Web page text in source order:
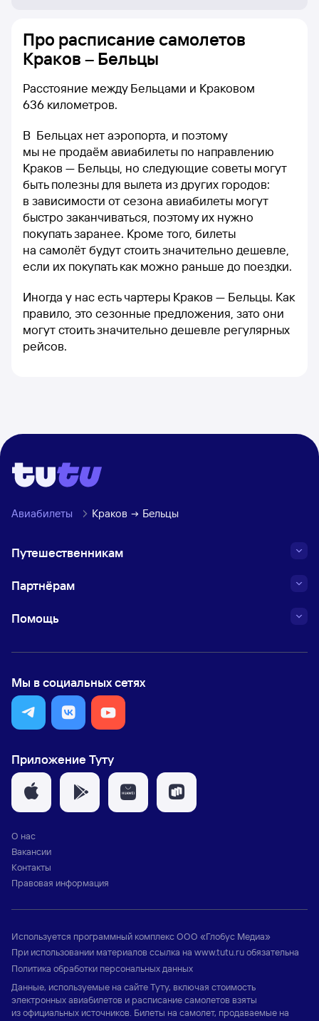
Про расписание самолетов
Краков – Бельцы
Расстояние между Бельцами и Краковом
636 километров.
В Бельцах нет аэропорта, и поэтому
мы не продаём авиабилеты по направлению
Краков — Бельцы, но следующие советы могут
быть полезны для вылета из других городов:
в зависимости от сезона авиабилеты могут
быстро заканчиваться, поэтому их нужно
покупать заранее. Кроме того, билеты
на самолёт будут стоить значительно дешевле,
если их покупать как можно раньше до поездки.
Иногда у нас есть чартеры Краков — Бельцы. Как
правило, это сезонные предложения, зато они
могут стоить значительно дешевле регулярных
рейсов.
Авиабилеты Краков Бельцы
Путешественникам
Партнёрам
Помощь
Мы в социальных сетях
Приложение Туту
О нас
Вакансии
Контакты
Правовая информация
Используется программный комплексООО «Глобус Медиа»
При использовании материалов ссылка на www.tutu.ruобязательна
Политика обработки персональных данных
Данные, используемые на сайте Туту, включая стоимость
электронных авиабилетов и расписание самолетов взяты
из официальных источников. Билеты на самолет, продаваемые на